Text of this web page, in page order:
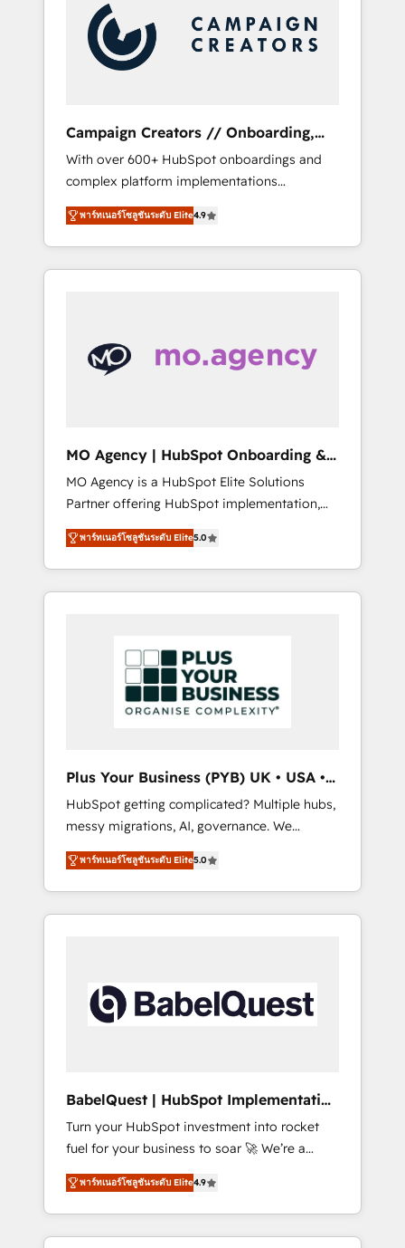
your team on their HubSpot journey, design
and implement your processes and skilfully
bring your revenue infrastructure to life. Our
collaborative approach keeps you in control
supported over 500 organisations with
HubSpot implementation, optimisation,
training, and adoption assurance. Our tried
and tested Roadmap methodology will
ensure that you receive the best deployment
experience possible. Whether you are new to
HubSpot or seeking to turn around a poor
Campaign Creators // Onboarding,
CRM Migration
With over 600+ HubSpot onboardings and
complex platform implementations
delivered, CC is the go-to Elite Solutions
Partner for businesses ready to migrate,
replatform, and scale smarter. We specialize
in high-impact CRM and CMS migrations and
turning fragmented systems into unified,
growth-ready HubSpot architectures that
custom integrations across your full tech
stack. - Custom object setup, CMS builds, and
full-funnel automation. - Dashboards,
lifecycle campaigns, and lead nurturing
sequences. - Cross-hub setup across
Marketing, Sales, Operations, and Service
Hubs. - Ongoing optimization, managed
Built to convert, scale, and drive results.
พาร์ทเนอร์โซลูชันระดับ Elite4.9
MO Agency | HubSpot Onboarding &
Implementation
MO Agency is a HubSpot Elite Solutions
Partner offering HubSpot implementation,
marketing automation, CRM and RevOps
consulting, B2B SEO, paid media, content
marketing, AEO and GEO (AI search
optimisation), and HubSpot Content Hub
technology, professional services, financial
services and industrial sectors. Offices in
Johannesburg, Cape Town, Dubai & London.
500+ HubSpot CRM implementations
Google AI Overviews. HubSpot Impact Award
- Customer First HubSpot Impact Award -
Integrations Innovation HubSpot Impact
Award - Platform Migration Excellence
HubSpot Impact Award - Platform Excellence
40+ full-time HubSpot professionals. 100s of
certifications and accreditations with
พาร์ทเนอร์โซลูชันระดับ Elite5.0
Plus Your Business (PYB) UK • USA •
Europe
HubSpot getting complicated? Multiple hubs,
messy migrations, AI, governance. We
organise that complexity, so your team can
put HubSpot to work... Welcome to our
Profile! We help with: • CRM implementation,
reports, workflows, and team training • CRM
governance for HubSpot-centred operations
A little about us: • Boutique 'Elite' team of 12 •
42001:2023 certified - the AI management
standard • GuardHub: our AI governance
framework, built on ISO 42001 Ready for the
next step? Click the 👈 '𝗖𝗼𝗻𝘁𝗮𝗰𝘁 𝗯𝘂𝘀𝗶𝗻𝗲𝘀𝘀'
button to get in touch (𝘸𝘦'𝘳𝘦 𝘴𝘶𝘱𝘦𝘳
𝘳𝘦𝘴𝘱𝘰𝘯𝘴𝘪𝘷𝘦)
พาร์ทเนอร์โซลูชันระดับ Elite5.0
BabelQuest | HubSpot Implementation
& Consultancy
Turn your HubSpot investment into rocket
fuel for your business to soar 🚀 We’re a
team of accredited HubSpot experts ready
to help you. We can implement the platform
into complex business environments,
optimise what you've got and make sure you
พาร์ทเนอร์โซลูชันระดับ Elite4.9